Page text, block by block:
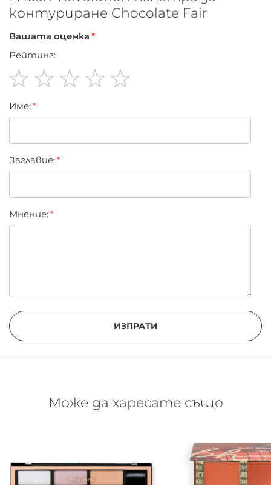
контуриране Chocolate Fair
Вашата оценка
Рейтинг:
star
stars
stars
stars
stars
Име:
Заглавиe:
Мнение:
ИЗПРАТИ
Може да харесате също